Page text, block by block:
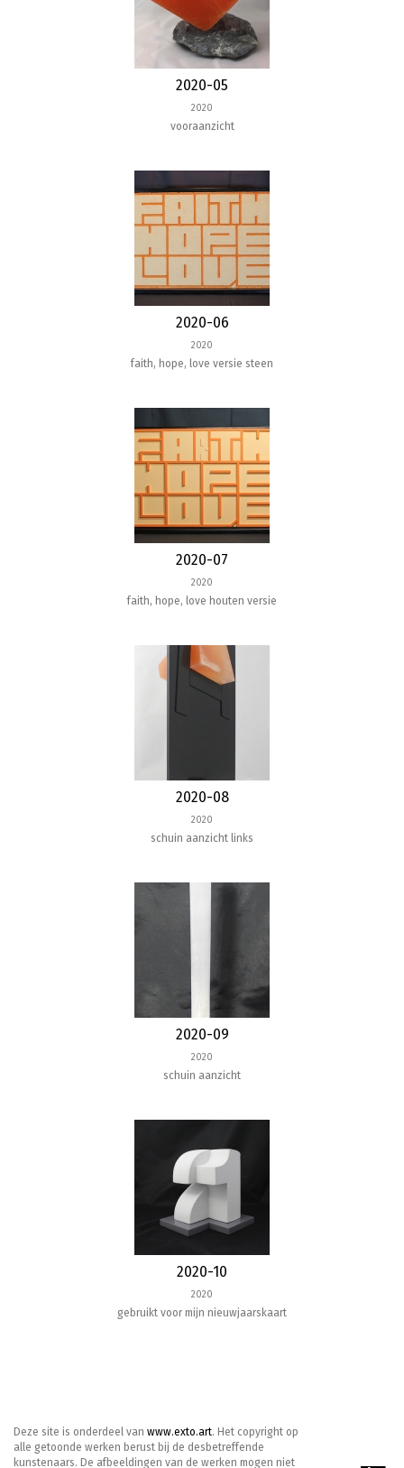
2020-05
2020
vooraanzicht
2020-06
2020
faith, hope, love versie steen
2020-07
2020
faith, hope, love houten versie
2020-08
2020
schuin aanzicht links
2020-09
2020
schuin aanzicht
2020-10
2020
gebruikt voor mijn nieuwjaarskaart
Deze site is onderdeel van www.exto.art. Het copyright op
alle getoonde werken berust bij de desbetreffende
kunstenaars. De afbeeldingen van de werken mogen niet